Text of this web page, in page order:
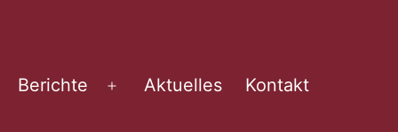
Berichte
Menü
Aktuelles Kontakt